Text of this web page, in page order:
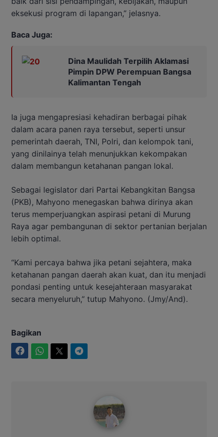
eksekusi program di lapangan,” jelasnya.
Baca Juga:
Dina Maulidah Terpilih Aklamasi
Pimpin DPW Perempuan Bangsa
Kalimantan Tengah
Ia juga mengapresiasi kehadiran berbagai pihak
dalam acara panen raya tersebut, seperti unsur
pemerintah daerah, TNI, Polri, dan kelompok tani,
yang dinilainya telah menunjukkan kekompakan
dalam membangun ketahanan pangan lokal.
Sebagai legislator dari Partai Kebangkitan Bangsa
(PKB), Mahyono menegaskan bahwa dirinya akan
terus memperjuangkan aspirasi petani di Murung
Raya agar pembangunan di sektor pertanian berjalan
lebih optimal.
“Kami percaya bahwa jika petani sejahtera, maka
ketahanan pangan daerah akan kuat, dan itu menjadi
pondasi penting untuk kesejahteraan masyarakat
secara menyeluruh,” tutup Mahyono. (Jmy/And).
Bagikan